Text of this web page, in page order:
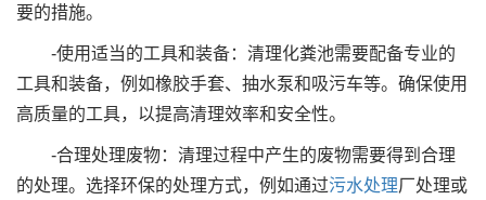
要的措施。
-使用适当的工具和装备：清理化粪池需要配备专业的
工具和装备，例如橡胶手套、抽水泵和吸污车等。确保使用
高质量的工具，以提高清理效率和安全性。
-合理处理废物：清理过程中产生的废物需要得到合理
的处理。选择环保的处理方式，例如通过污水处理厂处理或